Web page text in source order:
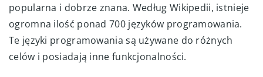
popularna i dobrze znana. Według Wikipedii, istnieje
ogromna ilość ponad 700 języków programowania.
Te języki programowania są używane do różnych
celów i posiadają inne funkcjonalności.